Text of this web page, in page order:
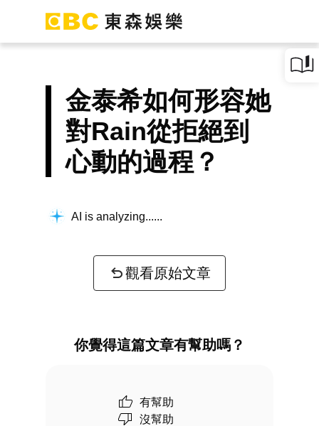
金泰希如何形容她
對Rain從拒絕到
心動的過程？
AI is analyzing...
觀看原始文章
你覺得這篇文章有幫助嗎？
有幫助
沒幫助